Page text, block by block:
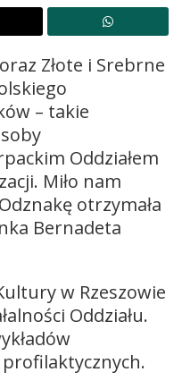
Złote i Srebrne
– takie
Oddziałem
Miło nam
otrzymała
Bernadeta
w Rzeszowie
Oddziału.